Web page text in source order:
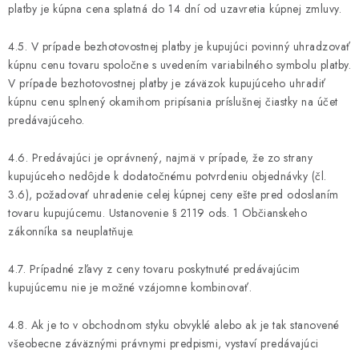
platby je kúpna cena splatná do 14 dní od uzavretia kúpnej zmluvy.
4.5. V prípade bezhotovostnej platby je kupujúci povinný uhradzovať
kúpnu cenu tovaru spoločne s uvedením variabilného symbolu platby.
V prípade bezhotovostnej platby je záväzok kupujúceho uhradiť
kúpnu cenu splnený okamihom pripísania príslušnej čiastky na účet
predávajúceho.
4.6. Predávajúci je oprávnený, najmä v prípade, že zo strany
kupujúceho nedôjde k dodatočnému potvrdeniu objednávky (čl.
3.6), požadovať uhradenie celej kúpnej ceny ešte pred odoslaním
tovaru kupujúcemu. Ustanovenie § 2119 ods. 1 Občianskeho
zákonníka sa neuplatňuje.
4.7. Prípadné zľavy z ceny tovaru poskytnuté predávajúcim
kupujúcemu nie je možné vzájomne kombinovať.
4.8. Ak je to v obchodnom styku obvyklé alebo ak je tak stanovené
všeobecne záväznými právnymi predpismi, vystaví predávajúci